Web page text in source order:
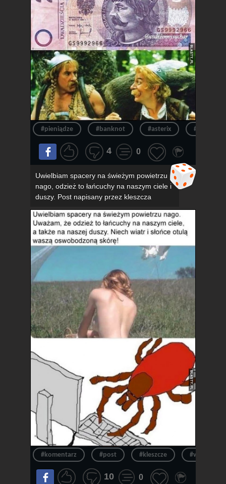
#pieniądze #banknot #asterix #pieniądz
4 0
Uwielbiam spacery na świeżym powietrzu
nago, odzież to łańcuchy na naszym ciele i
duszy. Post napisany przez kleszcza
#komentarz #post #kleszcze #wpis
10 0